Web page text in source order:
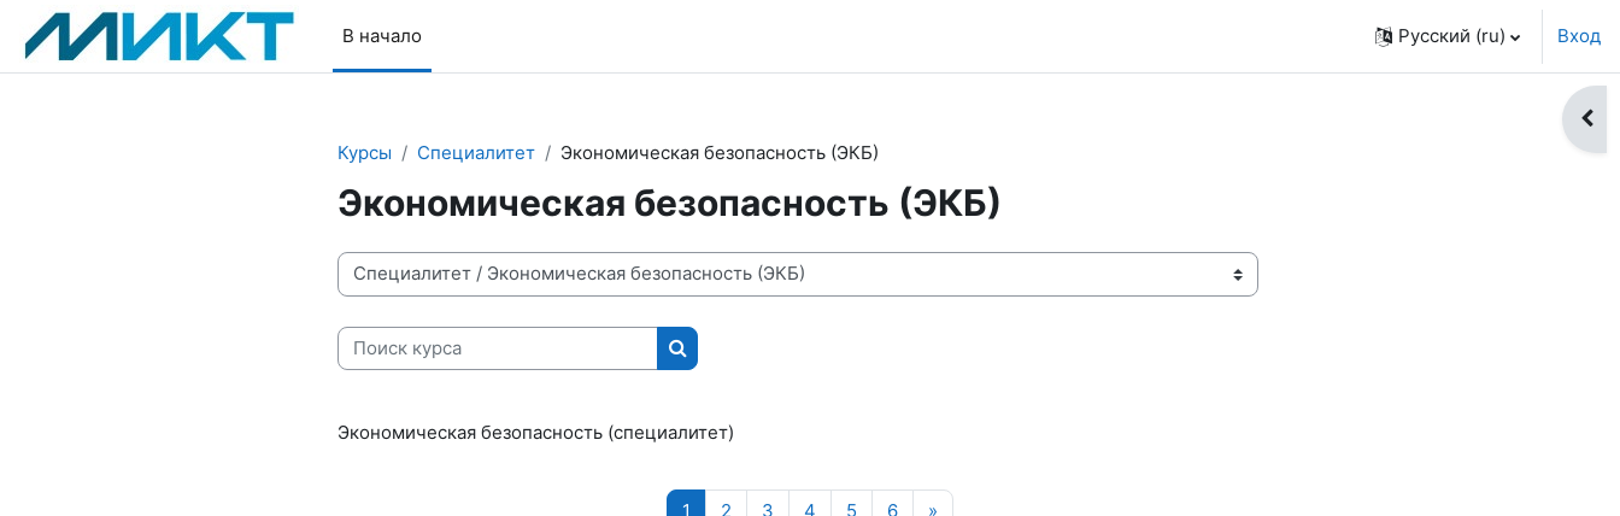
Перейти к основному содержанию
В начало
Русский ‎(ru)‎ Вход
Курсы
Специалитет Экономическая безопасность (ЭКБ)
Экономическая безопасность (ЭКБ)
Категории курсов
Поиск курса
Поиск курса
Экономическая безопасность (специалитет)
1 Страница 1
2 Страница 2
3 Страница 3
4 Страница 4
5 Страница 5
6Страница 6
»